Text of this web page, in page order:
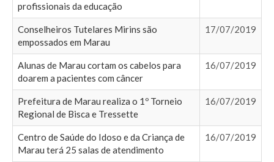
profissionais da educação
Conselheiros Tutelares Mirins são
empossados em Marau
17/07/2019
Alunas de Marau cortam os cabelos para
doarem a pacientes com câncer
16/07/2019
Prefeitura de Marau realiza o 1º Torneio
Regional de Bisca e Tressette
16/07/2019
Centro de Saúde do Idoso e da Criança de
Marau terá 25 salas de atendimento
16/07/2019